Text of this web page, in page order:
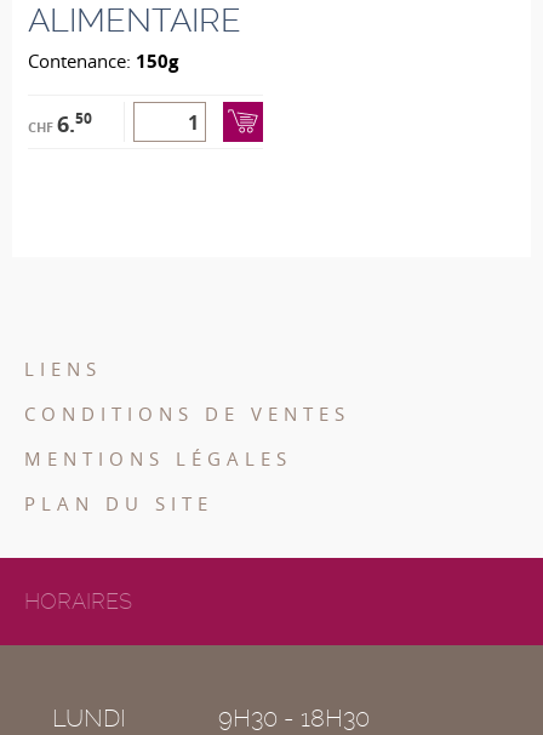
ALIMENTAIRE
Contenance: 150g
CHF 6.50
LIENS
CONDITIONS DE VENTES
MENTIONS LÉGALES
PLAN DU SITE
HORAIRES
LUNDI
9H30 - 18H30